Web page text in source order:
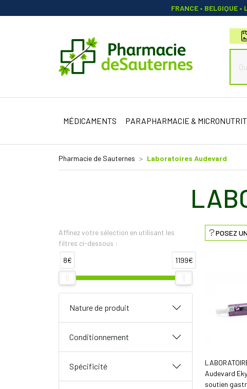
FRANCE • BELGIQUE •
Pharmacie
MÉDICAMENTS PARAPHARMACIE &
Pharmacie de Sauternes Laboratoires Audevard
POSEZ
Audevard
soutien
Affinez votre sélection en utilisant les
filtres ci-dessous :
8€
1199€
Nature de produit
Conditionnement
Spécificité